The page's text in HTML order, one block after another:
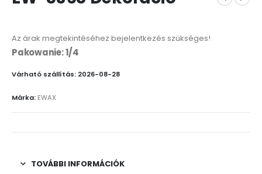
Az árak megtekintéséhez bejelentkezés szükséges!
Pakowanie: 1/4
Várható szállítás: 2026-08-28
Márka: EWAX
TOVÁBBI INFORMÁCIÓK